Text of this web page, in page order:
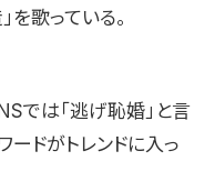
を歌っている。
では「逃げ恥婚」と言
ードがトレンドに入っ